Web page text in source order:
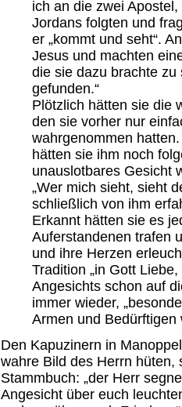
ich an die zwei
Jordans folgten und
er „kommt und seht“.
Jesus und machten
die sie dazu brachte zu
gefunden.“
Plötzlich hätten sie die
den sie vorher nur
wahrgenommen
hätten sie ihm noch
unauslotbares Gesicht
„Wer mich sieht, sieht
schließlich von ihm
Erkannt hätten sie es
Auferstandenen trafen
und ihre Herzen
Tradition „in Gott
Angesichts schon auf
immer wieder,
Armen und Bedürftigen
Den Kapuzinern in
wahre Bild des Herrn hüten,
Stammbuch: „der Herr
Angesicht über euch